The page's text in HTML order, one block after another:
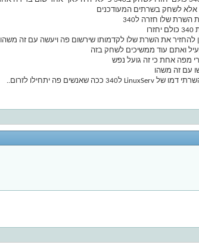
אלא לשחק בשרתים המעודכנים
שלו חזרה ל340
להחזיר את השרת שלו לקדמותו שירשום פה ויעשה עם זה משהו
ואתם עוד ממשיכים לשחק בזה
מפה אחת כי זה גועל נפש
עם זה משהו